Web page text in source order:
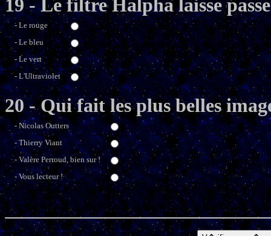
19 - Le filtre Halpha laisse
- Le rouge
- Le bleu
- Le vert
- L'Ultraviolet
20 - Qui fait les plus belles
- Nicolas Outters
- Thierry Viant
- Valère Perroud, bien sur !
- Vous lecteur !